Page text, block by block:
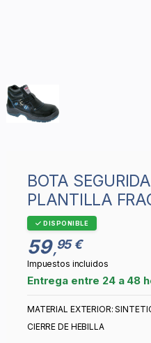
BOTA SEGURIDAD PUNTERA +
PLANTILLA
DISPONIBLE
59,95 €
Impuestos incluidos
Entrega entre 24 a 48
MATERIAL EXTERIOR:
CIERRE DE HEBILLA